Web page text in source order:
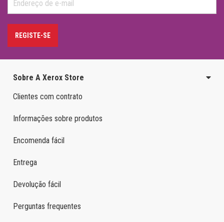
REGISTE-SE
Sobre A Xerox Store
Clientes com contrato
Informações sobre produtos
Encomenda fácil
Entrega
Devolução fácil
Perguntas frequentes